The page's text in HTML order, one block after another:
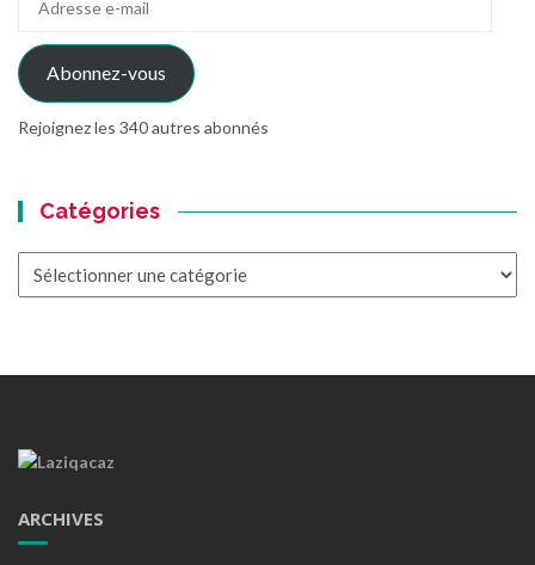
mail
Abonnez-vous
Rejoignez les 340 autres abonnés
Catégories
ARCHIVES